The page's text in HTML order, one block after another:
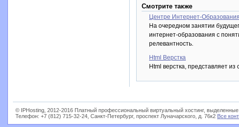
Смотрите также
Центре Интернет-
На очередном занятии
интернет-образования с
релевантность.
Html Верстка
Html верстка, представляет из
© IPHosting, 2012-2016 Платный профессиональный виртуальный хостинг, выделенные
Телефон: +7 (812) 715-32-24, Санкт-Петербург, проспект Луначарского, д. 76к2 Все